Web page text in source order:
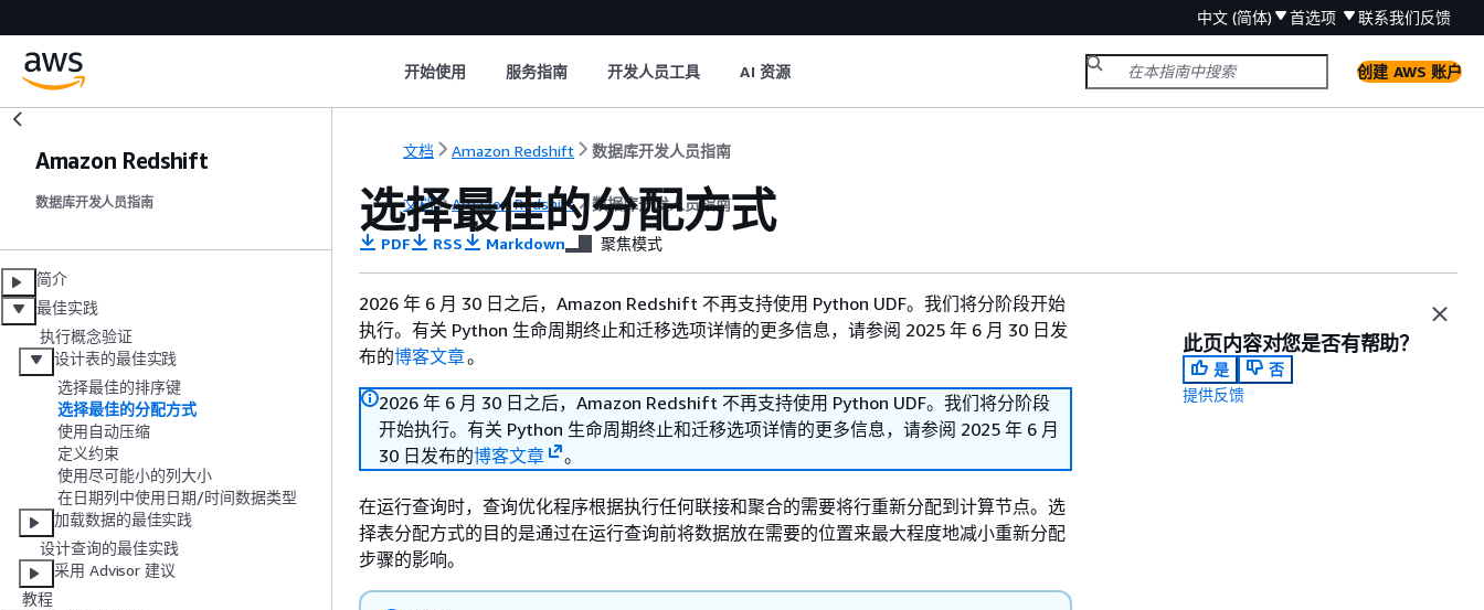
中文 (简体) 首选项 联系我们反馈
开始使用 服务指南 开发人员工具 AI 资源 创建 AWS 账户
Amazon Redshift
数据库开发人员指南
简介
最佳实践
执行概念验证
设计表的最佳实践
选择最佳的排序键
选择最佳的分配方式
使用自动压缩
定义约束
使用尽可能小的列大小
在日期列中使用日期/时间数据类型
加载数据的最佳实践
设计查询的最佳实践
采用 Advisor 建议
教程
文档 Amazon Redshift 数据库开发人员指南
文档 Amazon Redshift 数据库开发人员指南
选择最佳的分配方式
PDF RSS Markdown 聚焦模式
2026 年 6 月 30 日之后，Amazon Redshift 不再支持使用 Python UDF。我们将分阶段开始
执行。有关 Python 生命周期终止和迁移选项详情的更多信息，请参阅 2025 年 6 月 30 日发
布的博客文章。
2026 年 6 月 30 日之后，Amazon Redshift 不再支持使用 Python UDF。我们将分阶段
开始执行。有关 Python 生命周期终止和迁移选项详情的更多信息，请参阅 2025 年 6 月
30 日发布的博客文章 。
在运行查询时，查询优化程序根据执行任何联接和聚合的需要将行重新分配到计算节点。选
择表分配方式的目的是通过在运行查询前将数据放在需要的位置来最大程度地减小重新分配
步骤的影响。
此页内容对您是否有帮助？
是
否
提供反馈